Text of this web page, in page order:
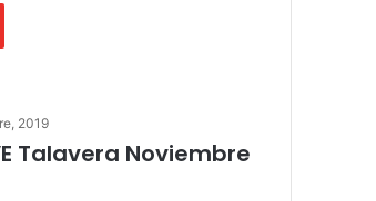
2019
Talavera Noviembre